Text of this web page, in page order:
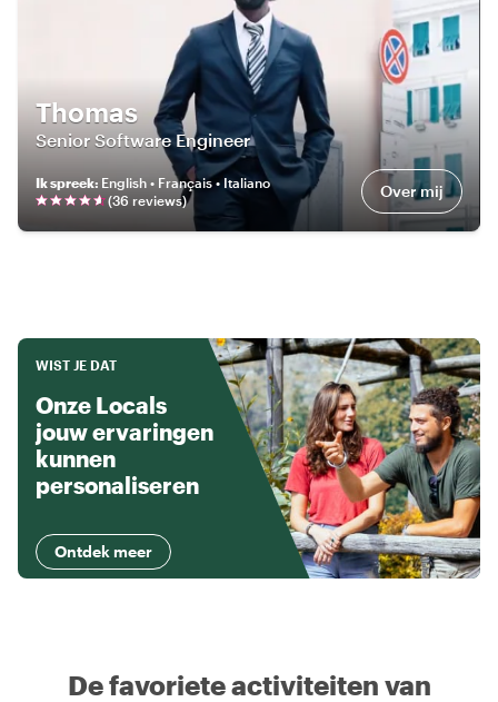
Thomas
Senior Software Engineer
Ik spreek: English • Français • Italiano
(36 reviews) Over mij
WIST JE DAT
Onze Locals
jouw ervaringen
kunnen
personaliseren
Ontdek meer
De favoriete activiteiten van